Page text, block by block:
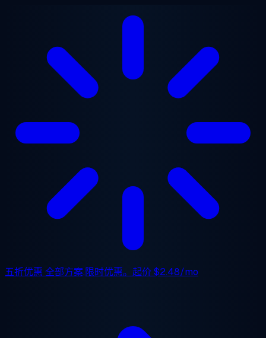
五折优惠 全部方案,限时优惠。起价$2.48/mo